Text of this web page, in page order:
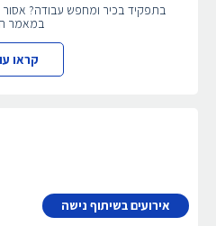
בתפקיד בכיר ומחפש עבודה?
במאמר
קראו
אירועים בשיתוף נישה